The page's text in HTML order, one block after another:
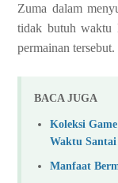
Zuma dalam
tidak butuh waktu
permainan tersebut.
BACA JUGA
Koleksi
Waktu
Manfaat